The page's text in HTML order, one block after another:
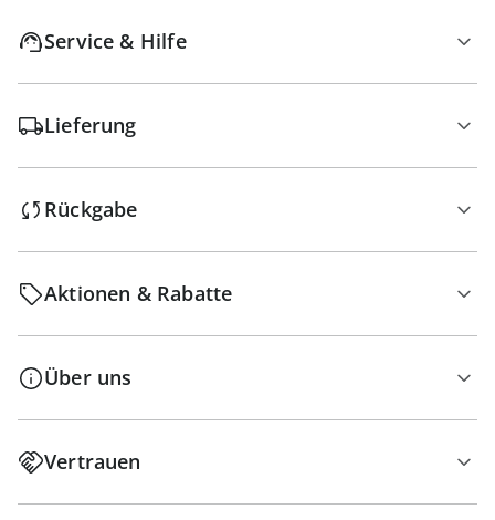
Service & Hilfe
Lieferung
Rückgabe
Aktionen & Rabatte
Über uns
Vertrauen